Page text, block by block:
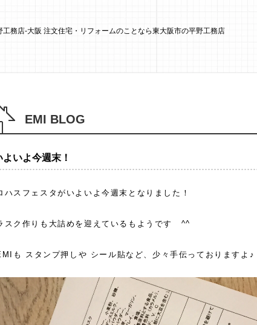
工務店-大阪 注文住宅・リフォームのことなら東大阪市の平野工務店
EMI BLOG
よいよ今週末！
ハスフェスタがいよいよ今週末となりました！
スク作りも大詰めを迎えているもようです ^^
も スタンプ押しや シール貼など、少々手伝っておりますよ♪